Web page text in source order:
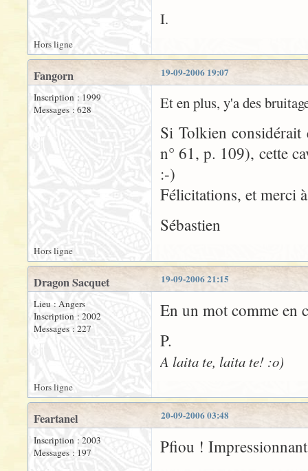
I.
Hors ligne
19-09-2006 19:07
Fangorn
Inscription : 1999
Messages : 628
Et en plus, y'a des
Si Tolkien considérait
n° 61, p. 109), cette
:-)
Félicitations, et merci
Sébastien
Hors ligne
19-09-2006 21:15
Dragon Sacquet
Lieu : Angers
Inscription : 2002
Messages : 227
En un mot comme en
P.
A laita te, laita te! :o)
Hors ligne
20-09-2006 03:48
Feartanel
Inscription : 2003
Messages : 197
Pfiou !